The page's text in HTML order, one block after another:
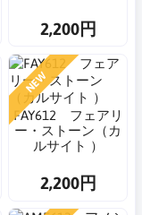
2,200円
NEW
FAY612 フェアリ
ー・ストーン（カ
ルサイト ）
2,200円